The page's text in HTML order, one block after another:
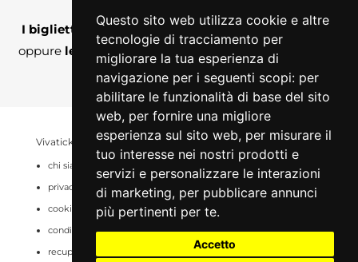
Questo sito web utilizza cookie e altre
tecnologie di tracciamento per
migliorare la tua esperienza di
navigazione per i seguenti scopi: per
abilitare le funzionalità di base del sito
web, per fornire una migliore
esperienza sul sito web, per misurare il
tuo interesse nei nostri prodotti e
servizi e personalizzare le interazioni
di marketing, per pubblicare annunci
più pertinenti per te.
Accetto
I biglietti non sono ancora in vendita su Vivaticket
oppure le vendite sono momentaneamente sospese
o chiuse
Vivaticket
chi siamo
privacy
cookie
condizioni generali
recupero prenotazioni
Aiuto e Assistenza
guida al servizio
domande frequenti
modalità di pagamento
assistenza
odr